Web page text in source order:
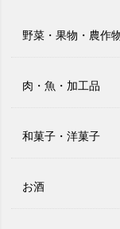
野菜・果物・農作
肉・魚・加工品
和菓子・洋菓子
お酒